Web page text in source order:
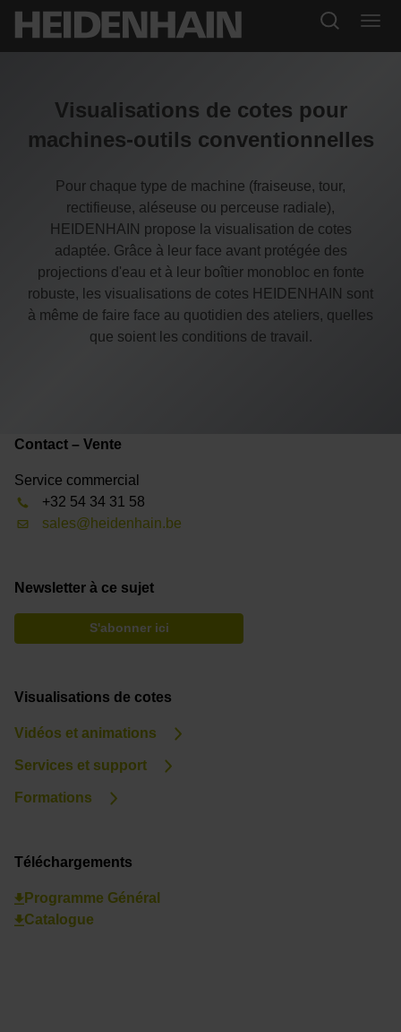
Visualisations de cotes pour
machines-outils conventionnelles
Pour chaque type de machine (fraiseuse, tour,
rectifieuse, aléseuse ou perceuse radiale),
HEIDENHAIN propose la visualisation de cotes
adaptée. Grâce à leur face avant protégée des
projections d'eau et à leur boîtier monobloc en fonte
robuste, les visualisations de cotes HEIDENHAIN sont
à même de faire face au quotidien des ateliers, quelles
que soient les conditions de travail.
Contact – Vente
Service commercial
+32 54 34 31 58
sales@heidenhain.be
Newsletter à ce sujet
S'abonner ici
Visualisations de cotes
Vidéos et animations
Services et support
Formations
Téléchargements
Programme Général
Catalogue